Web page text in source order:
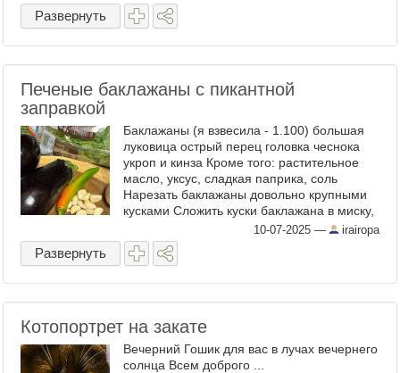
Развернуть
Печеные баклажаны с пикантной
заправкой
Баклажаны (я взвесила - 1.100) большая
луковица острый перец головка чеснока
укроп и кинза Кроме того: растительное
масло, уксус, сладкая паприка, соль
Нарезать баклажаны довольно крупными
кусками Сложить куски баклажана в миску,
насыпать столовую ложку паприки, полить
растительным ...
10-07-2025 — irairopa
Развернуть
Котопортрет на закате
Вечерний Гошик для вас в лучах вечернего
солнца Всем доброго ...